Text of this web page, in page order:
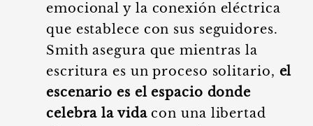
emocional y la conexión eléctrica
que establece con sus seguidores.
Smith asegura que mientras la
escritura es un proceso solitario, el
escenario es el espacio donde
celebra la vidacon una libertad